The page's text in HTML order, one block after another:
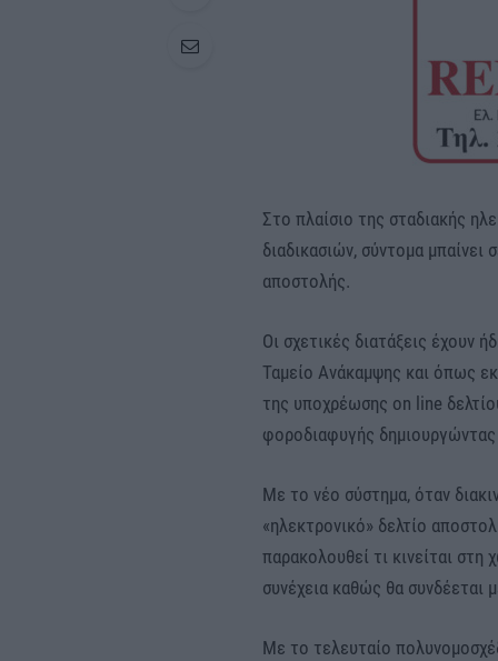
Στο πλαίσιο της σταδιακής
διαδικασιών, σύντομα
αποστολής.
Οι σχετικές διατάξεις έχουν
Ταμείο Ανάκαμψης και όπως
της υποχρέωσης on line
φοροδιαφυγής
Με το νέο σύστημα, όταν
«ηλεκτρονικό» δελτίο
παρακολουθεί τι κινείται
συνέχεια καθώς θα συνδέεται
Με το τελευταίο